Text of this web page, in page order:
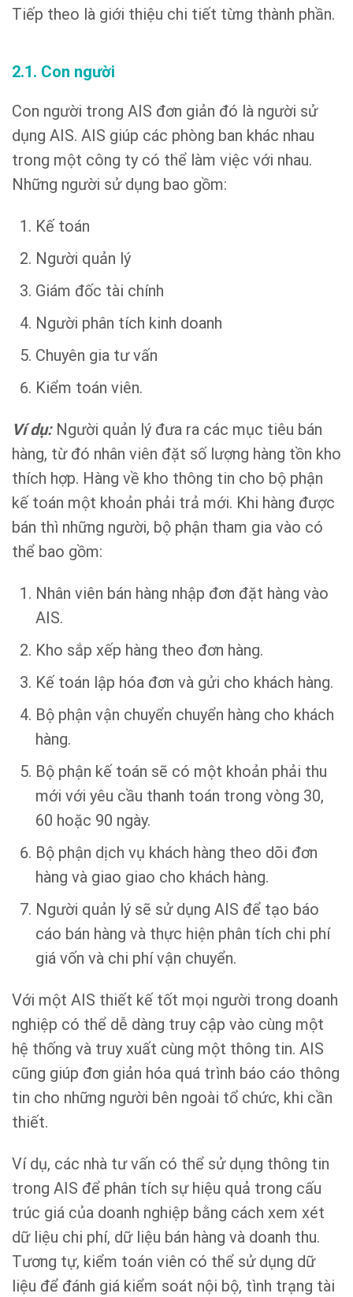
Tiếp theo là giới thiệu chi tiết từng thành phần.
2.1. Con người
Con người trong AIS đơn giản đó là người sử
dụng AIS. AIS giúp các phòng ban khác nhau
trong một công ty có thể làm việc với nhau.
Những người sử dụng bao gồm:
Kế toán
Người quản lý
Giám đốc tài chính
Người phân tích kinh doanh
Chuyên gia tư vấn
Kiểm toán viên.
Ví dụ:Người quản lý đưa ra các mục tiêu bán
hàng, từ đó nhân viên đặt số lượng hàng tồn kho
thích hợp. Hàng về kho thông tin cho bộ phận
kế toán một khoản phải trả mới. Khi hàng được
bán thì những người, bộ phận tham gia vào có
thể bao gồm:
Nhân viên bán hàng nhập đơn đặt hàng vào
AIS.
Kho sắp xếp hàng theo đơn hàng.
Kế toán lập hóa đơn và gửi cho khách hàng.
Bộ phận vận chuyển chuyển hàng cho khách
hàng.
Bộ phận kế toán sẽ có một khoản phải thu
mới với yêu cầu thanh toán trong vòng 30,
60 hoặc 90 ngày.
Bộ phận dịch vụ khách hàng theo dõi đơn
hàng và giao giao cho khách hàng.
Người quản lý sẽ sử dụng AIS để tạo báo
cáo bán hàng và thực hiện phân tích chi phí
giá vốn và chi phí vận chuyển.
Với một AIS thiết kế tốt mọi người trong doanh
nghiệp có thể dễ dàng truy cập vào cùng một
hệ thống và truy xuất cùng một thông tin. AIS
cũng giúp đơn giản hóa quá trình báo cáo thông
tin cho những người bên ngoài tổ chức, khi cần
thiết.
Ví dụ, các nhà tư vấn có thể sử dụng thông tin
trong AIS để phân tích sự hiệu quả trong cấu
trúc giá của doanh nghiệp bằng cách xem xét
dữ liệu chi phí, dữ liệu bán hàng và doanh thu.
Tương tự, kiểm toán viên có thể sử dụng dữ
liệu để đánh giá kiểm soát nội bộ, tình trạng tài